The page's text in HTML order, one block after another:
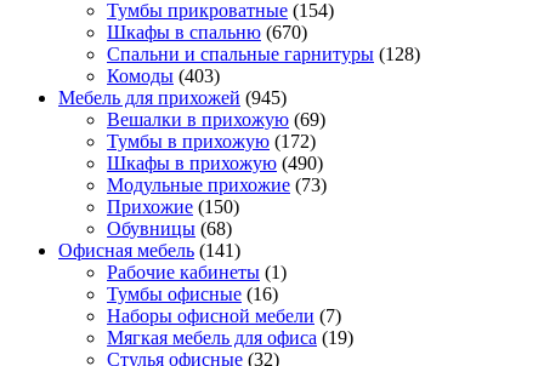
Тумбы прикроватные (154)
Шкафы в спальню (670)
Спальни и спальные гарнитуры (128)
Комоды (403)
Мебель для прихожей (945)
Вешалки в прихожую (69)
Тумбы в прихожую (172)
Шкафы в прихожую (490)
Модульные прихожие (73)
Прихожие (150)
Обувницы (68)
Офисная мебель (141)
Рабочие кабинеты (1)
Тумбы офисные (16)
Наборы офисной мебели (7)
Мягкая мебель для офиса (19)
Стулья офисные (32)